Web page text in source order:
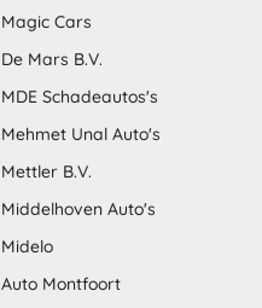
Magic Cars
De Mars B.V.
MDE Schadeautos's
Mehmet Unal Auto's
Mettler B.V.
Middelhoven Auto's
Midelo
Auto Montfoort